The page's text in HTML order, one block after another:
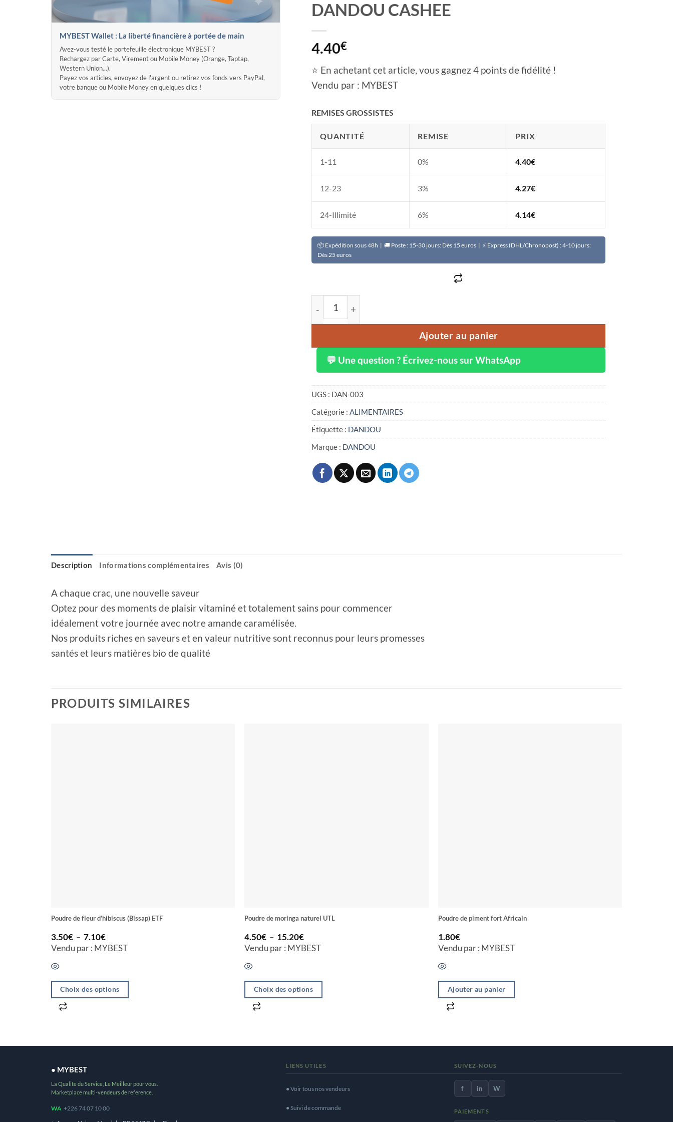
MYBEST Wallet : La liberté financière à portée de main
Avez-vous testé le portefeuille électronique MYBEST ?
Rechargez par Carte, Virement ou Mobile Money (Orange, Taptap,
Western Union...).
Payez vos articles, envoyez de l'argent ou retirez vos fonds vers PayPal,
votre banque ou Mobile Money en quelques clics !
DANDOU CASHEE
4.40€
⭐ En achetant cet article, vous gagnez 4 points de fidélité !
Vendu par : MYBEST
REMISES GROSSISTES
QUANTITÉ REMISE PRIX
1-11 0% 4.40€
12-23 3% 4.27€
24-Illimité 6% 4.14€
📦 Expédition sous 48h | 🚚 Poste : 15-30 jours: Dès 15 euros | ⚡ Express (DHL/Chronopost) : 4-10 jours:
Dès 25 euros
quantité de Amande de cajou Chocolat caramélisée DANDOU CASHEE
Ajouter au panier
💬 Une question ? Écrivez-nous sur WhatsApp
UGS : DAN-003
Catégorie :ALIMENTAIRES
Étiquette : DANDOU
Marque : DANDOU
Description Informations complémentaires Avis (0)
A chaque crac, une nouvelle saveur
Optez pour des moments de plaisir vitaminé et totalement sains pour commencer
idéalement votre journée avec notre amande caramélisée.
Nos produits riches en saveurs et en valeur nutritive sont reconnus pour leurs promesses
santés et leurs matières bio de qualité
PRODUITS SIMILAIRES
Poudre de fleur d’hibiscus (Bissap) ETF
3.50€ – 7.10€Plage
de
prix :
7.10€
Vendu par : MYBEST
Choix des options
plusieurs
Les
options
être
Poudre de moringa naturel UTL
4.50€ – 15.20€Plage
de
prix :
15.20€
Vendu par : MYBEST
Choix des options
plusieurs
options
Poudre de piment fort Africain
1.80€
Vendu par : MYBEST
Ajouter au panier
● MYBEST
La Qualite du Service, Le Meilleur pour vous.
Marketplace multi-vendeurs de reference.
WA +226 74 07 10 00
LIENS UTILES
● Voir tous nos vendeurs
● Suivi de commande
SUIVEZ-NOUS
f in W
PAIEMENTS